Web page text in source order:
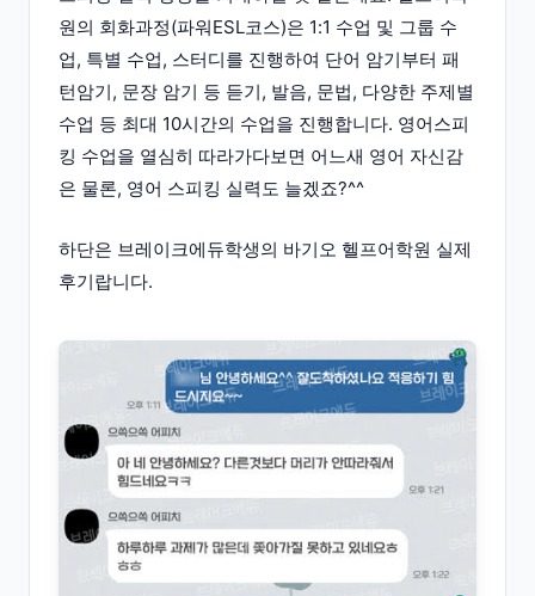
원의 회화과정(파워ESL코스)은 1:1 수업 및 그룹 수
업, 특별 수업, 스터디를 진행하여 단어 암기부터 패
턴암기, 문장 암기 등 듣기, 발음, 문법, 다양한 주제별
수업 등 최대 10시간의 수업을 진행합니다. 영어스피
킹 수업을 열심히 따라가다보면 어느새 영어 자신감
은 물론, 영어 스피킹 실력도 늘겠죠?^^
하단은 브레이크에듀학생의 바기오 헬프어학원 실제
후기랍니다.